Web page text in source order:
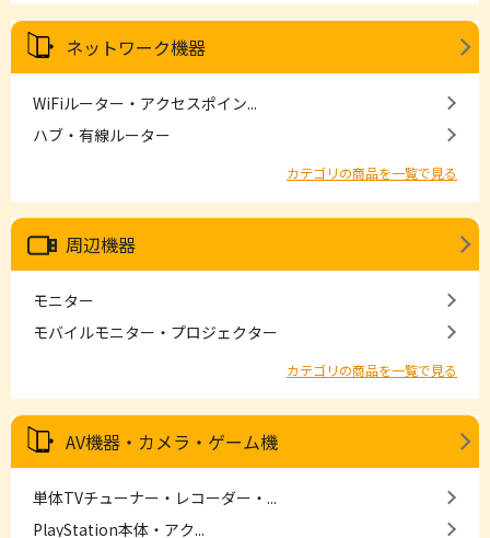
ネットワーク機器
WiFiルーター・アクセスポイン...
ハブ・有線ルーター
カテゴリの商品を一覧で見る
周辺機器
モニター
モバイルモニター・プロジェクター
カテゴリの商品を一覧で見る
AV機器・カメラ・ゲーム機
単体TVチューナー・レコーダー・...
PlayStation本体・アク...